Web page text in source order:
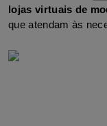
lojas virtuais de
que atendam às